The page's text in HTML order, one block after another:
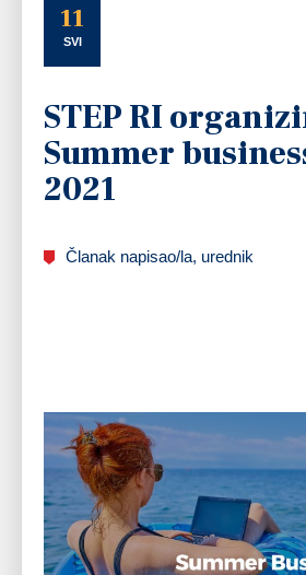
11
SVI
STEP RI
Summer
2021
Članak napisao/la, urednik